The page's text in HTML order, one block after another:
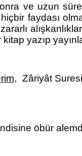
ve uzun süre
faydası
kitap yazıp
öbür